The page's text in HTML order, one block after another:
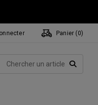
Complete Sets
de Golf
Panier ( 0)